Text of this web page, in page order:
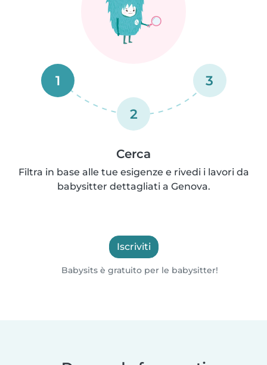
1
2
3
Cerca
Filtra in base alle tue esigenze e rivedi i lavori da
babysitter dettagliati a Genova.
Iscriviti
Babysits è gratuito per le babysitter!